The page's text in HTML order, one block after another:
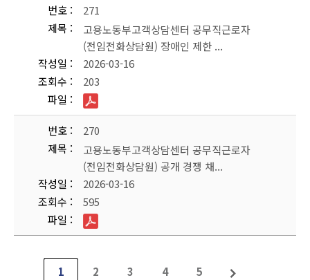
번호
271
제목
고용노동부고객상담센터 공무직근로자
(전임전화상담원) 장애인 제한 ...
작성일
2026-03-16
조회수
203
파일
번호
270
제목
고용노동부고객상담센터 공무직근로자
(전임전화상담원) 공개 경쟁 채...
작성일
2026-03-16
조회수
595
파일
1 2 3 4 5